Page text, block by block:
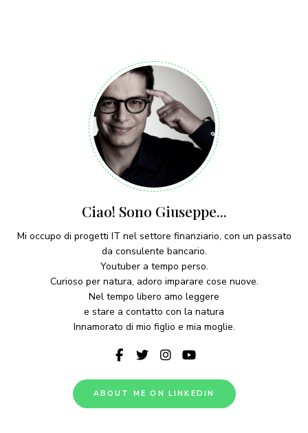
Ciao! Sono Giuseppe...
Mi occupo di progetti IT nel settore finanziario, con un passato
da consulente bancario.
Youtuber a tempo perso.
Curioso per natura, adoro imparare cose nuove.
Nel tempo libero amo leggere
e stare a contatto con la natura
Innamorato di mio figlio e mia moglie.
ABOUT ME ON LINKEDIN